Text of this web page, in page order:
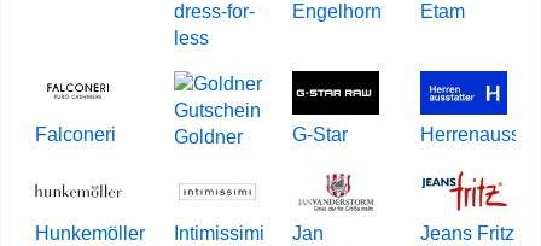
dress-for-
less
Engelhorn Etam
Falconeri Goldner G-Star
Hunkemöller Intimissimi
Jan
Jeans Fritz